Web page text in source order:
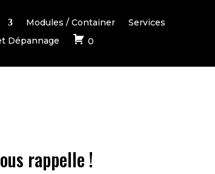
Modules / Container
Services
Dépannage 0
rappelle !